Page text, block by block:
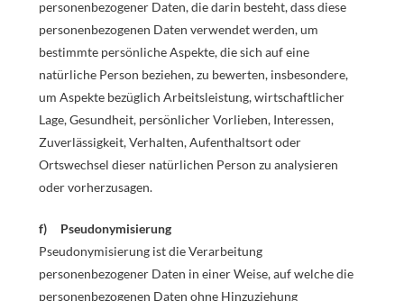
personenbezogener Daten, die darin besteht, dass diese
personenbezogenen Daten verwendet werden, um
bestimmte persönliche Aspekte, die sich auf eine
natürliche Person beziehen, zu bewerten, insbesondere,
um Aspekte bezüglich Arbeitsleistung, wirtschaftlicher
Lage, Gesundheit, persönlicher Vorlieben, Interessen,
Zuverlässigkeit, Verhalten, Aufenthaltsort oder
Ortswechsel dieser natürlichen Person zu analysieren
oder vorherzusagen.
f) Pseudonymisierung
Pseudonymisierung ist die Verarbeitung
personenbezogener Daten in einer Weise, auf welche die
personenbezogenen Daten ohne Hinzuziehung